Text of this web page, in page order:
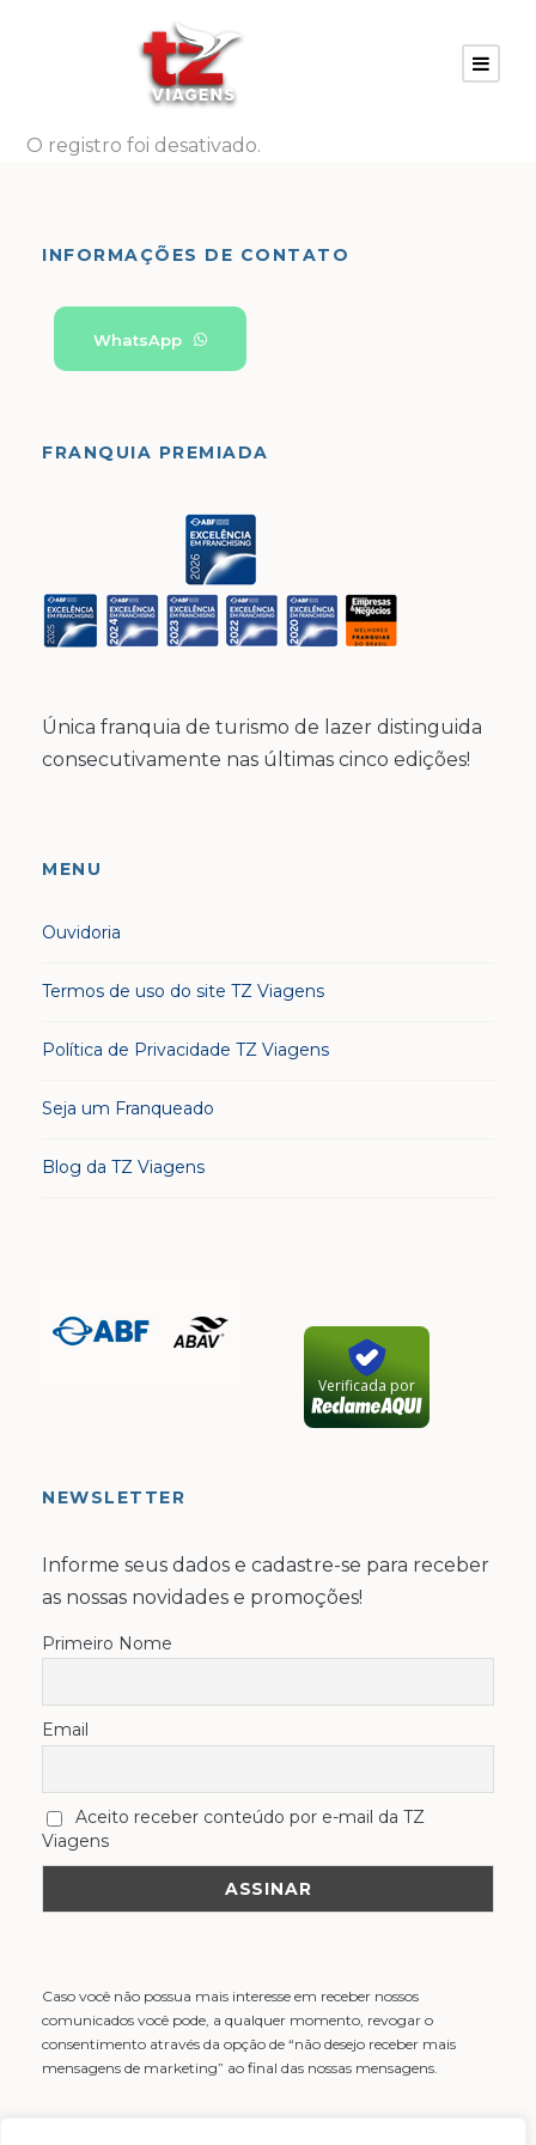
O registro foi desativado.
INFORMAÇÕES DE CONTATO
WhatsApp
FRANQUIA PREMIADA
Única franquia de turismo de lazer distinguida
consecutivamente nas últimas cinco edições!
MENU
Ouvidoria
Termos de uso do site TZ Viagens
Política de Privacidade TZ Viagens
Seja um Franqueado
Blog da TZ Viagens
Verificada por
NEWSLETTER
Informe seus dados e cadastre-se para receber
as nossas novidades e promoções!
Primeiro Nome
Email
Aceito receber conteúdo por e-mail da TZ
Viagens
Caso você não possua mais interesse em receber nossos
comunicados você pode, a qualquer momento, revogar o
consentimento através da opção de “não desejo receber mais
mensagens de marketing” ao final das nossas mensagens.